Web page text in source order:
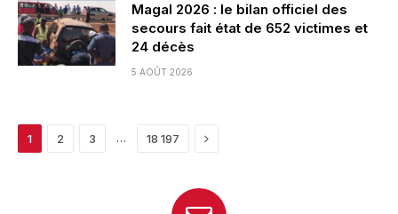
Magal 2026 : le bilan officiel des
secours fait état de 652 victimes et
24 décès
5 AOÛT 2026
1 2 3 … 18 197 Next